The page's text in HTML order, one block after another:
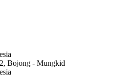
Bojong - Mungkid